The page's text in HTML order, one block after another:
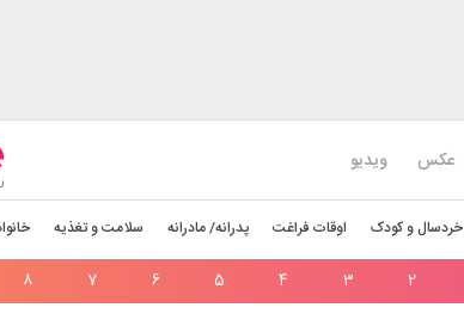
عکس ویدیو
خردسال و کودک اوقات فراغت پدرانه/ مادرانه سلامت و تغذیه
2
3
4
5
6
7
8